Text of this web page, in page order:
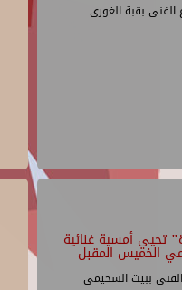
الفنى بقبة الغورى
تحيي أمسية غنائية
الخميس المقبل
الفنى ببيت السحيمى